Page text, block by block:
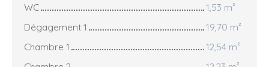
WC
1,53 m²
Dégagement 1
19,70 m²
Chambre 1
12,54 m²